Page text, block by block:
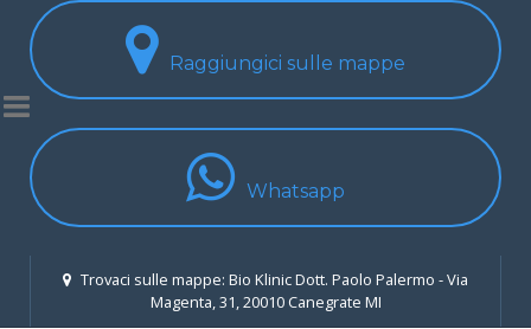
Raggiungici sulle mappe
Whatsapp
Trovaci sulle mappe: Bio Klinic Dott. Paolo Palermo - Via
Magenta, 31, 20010 Canegrate MI